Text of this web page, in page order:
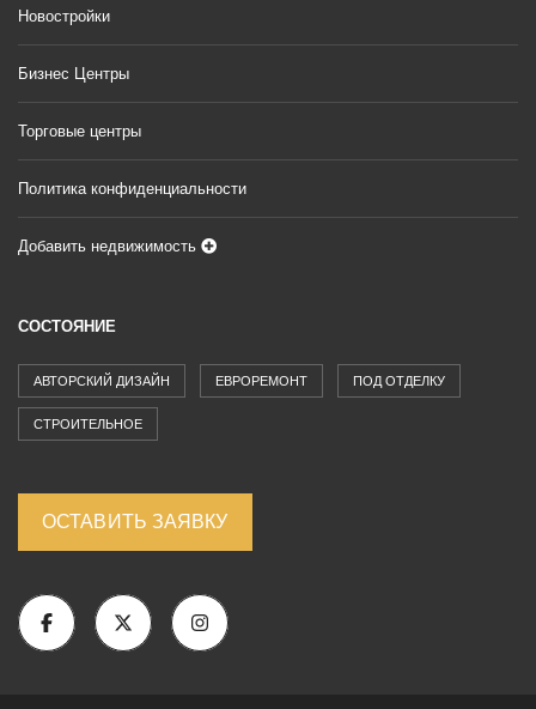
Новостройки
Бизнес Центры
Торговые центры
Политика конфиденциальности
Добавить недвижимость
СОСТОЯНИЕ
АВТОРСКИЙ ДИЗАЙН ЕВРОРЕМОНТ ПОД ОТДЕЛКУ
СТРОИТЕЛЬНОЕ
ОСТАВИТЬ ЗАЯВКУ